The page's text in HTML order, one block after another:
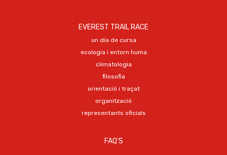
EVEREST TRAIL RACE
un dia de cursa
ecologia i entorn huma
climatologia
filosofia
orientació i traçat
organització
representants oficials
FAQ'S